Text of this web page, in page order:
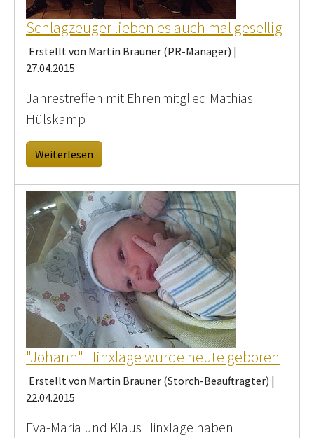
Schlagzeuger lieben es auch mal gesellig
Erstellt von Martin Brauner (PR-Manager) |
27.04.2015
Jahrestreffen mit Ehrenmitglied Mathias
Hülskamp
Weiterlesen
"Johann" Hinxlage wurde heute geboren
Erstellt von Martin Brauner (Storch-Beauftragter) |
22.04.2015
Eva-Maria und Klaus Hinxlage haben